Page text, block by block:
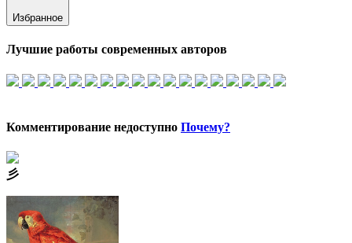
Избранное
Лучшие работы современных авторов
Комментирование недоступно Почему?
⼺